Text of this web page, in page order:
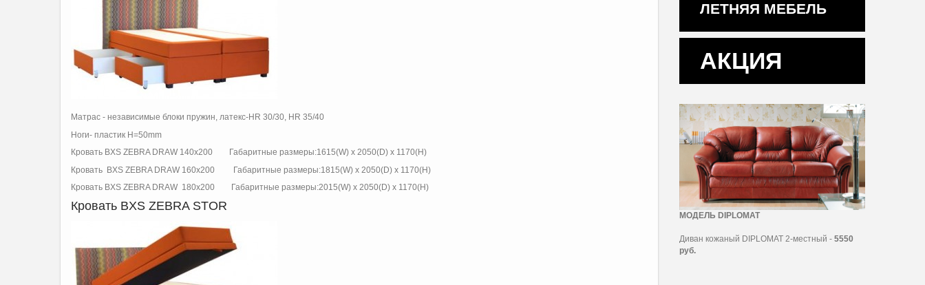
Матрас - независимые блоки пружин, латекс-HR 30/30, HR 35/40
Ноги- пластик H=50mm
Кровать BXS ZEBRA DRAW 140x200 Габаритные размеры:1615(W) x 2050(D) x 1170(H)
Кровать BXS ZEBRA DRAW 160x200 Габаритные размеры:1815(W) x 2050(D) x 1170(H)
Кровать BXS ZEBRA DRAW 180x200 Габаритные размеры:2015(W) x 2050(D) x 1170(H)
Кровать BXS ZEBRA STOR
ЛЕТНЯЯ МЕБЕЛЬ
АКЦИЯ
МОДЕЛЬ DIPLOMAT
Диван кожаный DIPLOMAT 2-местный - 5550
руб.